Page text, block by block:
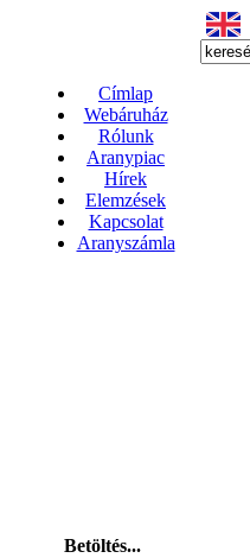
Címlap
Webáruház
Rólunk
Aranypiac
Hírek
Elemzések
Kapcsolat
Aranyszámla
Betöltés...